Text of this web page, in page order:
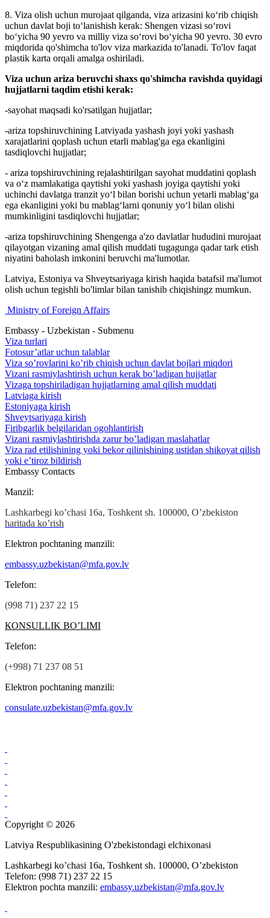
8. Viza olish uchun murojaat qilganda, viza arizasini ko‘rib chiqish
uchun davlat boji to‘lanishish kerak: Shengen vizasi so‘rovi
bo‘yicha 90 yevro va milliy viza so‘rovi bo‘yicha 90 yevro. 30 evro
miqdorida qo'shimcha to'lov viza markazida to'lanadi. To'lov faqat
plastik karta orqali amalga oshiriladi.
Viza uchun ariza beruvchi shaxs qo'shimcha ravishda quyidagi
hujjatlarni taqdim etishi kerak:
-sayohat maqsadi ko'rsatilgan hujjatlar;
-ariza topshiruvchining Latviyada yashash joyi yoki yashash
xarajatlarini qoplash uchun etarli mablag'ga ega ekanligini
tasdiqlovchi hujjatlar;
- ariza topshiruvchining rejalashtirilgan sayohat muddatini qoplash
va o‘z mamlakatiga qaytishi yoki yashash joyiga qaytishi yoki
uchinchi davlatga tranzit yo‘l bilan borishi uchun yetarli mablag‘ga
ega ekanligini yoki bu mablag‘larni qonuniy yo‘l bilan olishi
mumkinligini tasdiqlovchi hujjatlar;
-ariza topshiruvchining Shengenga a'zo davlatlar hududini murojaat
qilayotgan vizaning amal qilish muddati tugagunga qadar tark etish
niyatini baholash imkonini beruvchi ma'lumotlar.
Latviya, Estoniya va Shveytsariyaga kirish haqida batafsil ma'lumot
olish uchun tegishli bo'limlar bilan tanishib chiqishingz mumkun.
Ministry of Foreign Affairs
Embassy - Uzbekistan - Submenu
Viza turlari
Fotosur’atlar uchun talablar
Viza so’rovlarini ko’rib chiqish uchun davlat bojlari miqdori
Vizani rasmiylashtirish uchun kerak bo’ladigan hujjatlar
Vizaga topshiriladigan hujjatlarning amal qilish muddati
Latviaga kirish
Estoniyaga kirish
Shveytsariyaga kirish
Firibgarlik belgilaridan ogohlantirish
Vizani rasmiylashtirishda zarur bo’ladigan maslahatlar
Viza rad etilishining yoki bekor qilinishining ustidan shikoyat qilish
yoki e’tiroz bildirish
Embassy Contacts
Manzil:
Lashkarbegi ko’chasi 16а, Toshkent sh. 100000, O’zbekiston
haritada ko’rish
Elektron pochtaning manzili:
embassy.uzbekistan@mfa.gov.lv
Теlefon:
(998 71) 237 22 15
КОNSULLIK BO’LIMI
Теlefon:
(+998) 71 237 08 51
Elektron pochtaning manzili:
consulate.uzbekistan@mfa.gov.lv
Copyright © 2026
Latviya Respublikasining O'zbekistondagi elchixonasi
Lashkarbegi ko’chasi 16а, Toshkent sh. 100000, O’zbekiston
Telefon: (998 71) 237 22 15
Elektron pochta manzili: embassy.uzbekistan@mfa.gov.lv